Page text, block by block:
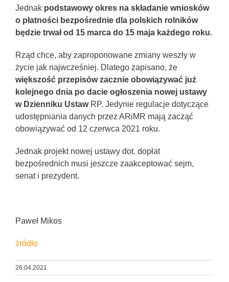
Jednak podstawowy okres na składanie wniosków
o płatności bezpośrednie dla polskich rolników
będzie trwał od 15 marca do 15 maja każdego roku.
Rząd chce, aby zaproponowane zmiany weszły w
życie jak najwcześniej. Dlatego zapisano, że
większość przepisów zacznie obowiązywać już
kolejnego dnia po dacie ogłoszenia nowej ustawy
w Dzienniku UstawRP. Jedynie regulacje dotyczące
udostępniania danych przez ARiMR mają zacząć
obowiązywać od 12 czerwca 2021 roku.
Jednak projekt nowej ustawy dot. dopłat
bezpośrednich musi jeszcze zaakceptować sejm,
senat i prezydent.
Paweł Mikos
źródło
26.04.2021